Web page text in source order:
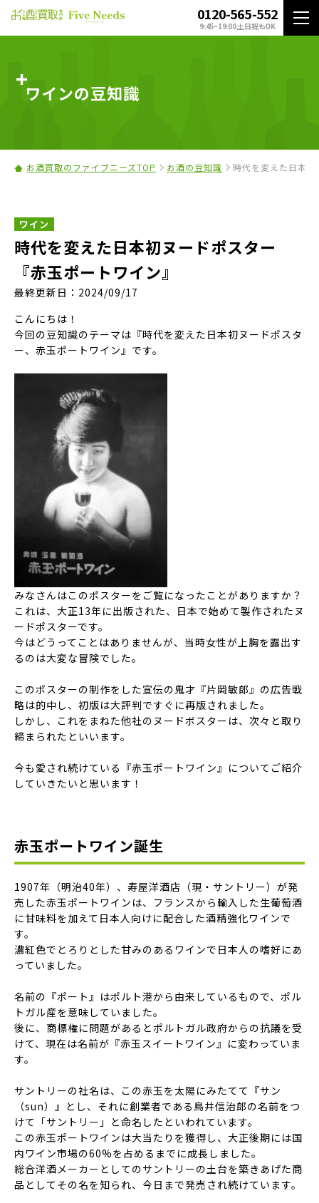
0120-565-552
9:45~19:00 土日祝もOK
ワインの豆知識
お酒買取のファイブニーズTOP お酒の豆知識 時代を変えた日本
ワイン
時代を変えた日本初ヌードポスター
『赤玉ポートワイン』
最終更新日：2024/09/17
こんにちは！
今回の豆知識のテーマは 『時代を変えた日本初ヌードポスタ
ー、赤玉ポートワイン』 です。
みなさんはこのポスターをご覧になったことがありますか？
これは、大正13年に出版された、 日本で始めて製作されたヌ
ードポスターです。
今はどうってことはありませんが、当時女性が上胸を露出す
るのは大変な冒険でした。
このポスターの制作をした宣伝の鬼才『片岡敏郎』 の広告戦
略は的中し、 初版は大評判ですぐに再版されました。
しかし、これをまねた他社のヌードボスターは、 次々と取り
締まられた といいます。
今も愛され続けている 『赤玉ポートワイン』 についてご紹介
していきたいと思います！
赤玉ポートワイン誕生
1907年（明治40年）、 寿屋洋酒店（現・サントリー） が発
売した赤玉ポートワインは、フランスから輸入した生葡萄酒
に甘味料を加えて日本人向けに配合した酒精強化ワインで
す。
濃紅色でとろりとした甘みのあるワインで日本人の嗜好にあ
っていました。
名前の 『ポート』 はポルト港から由来しているもので、ポル
トガル産を意味していました。
後に、商標権に問題があるとポルトガル政府からの抗議を受
けて、現在は名前が 『赤玉スイートワイン』 に変わっていま
す。
サントリーの社名は、この赤玉を太陽にみたてて 『サン
（sun）』 とし、それに創業者である鳥井信治郎の名前をつ
けて 「サントリー」 と命名したといわれています。
この赤玉ポートワインは大当たりを獲得し、大正後期には国
内ワイン市場の60%を占めるまでに成長しました。
総合洋酒メーカーとしてのサントリーの土台を築きあげた商
品としてその名を知られ、今日まで発売され続けています。